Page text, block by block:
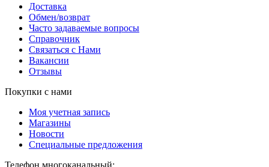
Доставка
Обмен/возврат
Часто задаваемые вопросы
Справочник
Связаться с Нами
Вакансии
Отзывы
Покупки с нами
Моя учетная запись
Магазины
Новости
Специальные предложения
Телефон многоканальный: